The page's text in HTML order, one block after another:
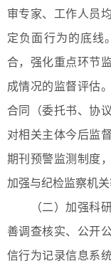
审专家、工作人员
定负面行为的底线
合，强化重点环节
成情况的监督评估
合同（委托书、协
对相关主体今后监
期刊预警监测制度
加强与纪检监察机
（二）加强科研
善调查核实、公开
信行为记录信息系